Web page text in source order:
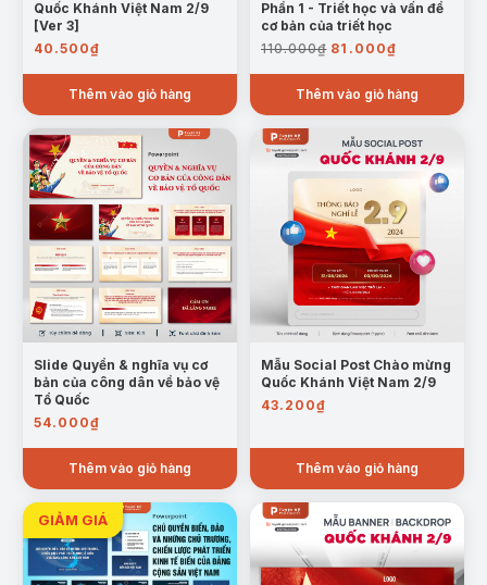
Quốc Khánh Việt Nam 2/9
[Ver 3]
40.500₫
Thêm vào giỏ hàng
Phần 1 - Triết học và vấn đề
cơ bản của triết học
110.000₫ Giá
là:
110.000₫.
81.000₫Giá
tại
là:
Thêm vào giỏ hàng
Slide Quyền & nghĩa vụ cơ
bản của công dân về bảo vệ
Tổ Quốc
54.000₫
Thêm vào giỏ hàng
Mẫu Social Post Chào mừng
Quốc Khánh Việt Nam 2/9
43.200₫
Thêm vào giỏ hàng